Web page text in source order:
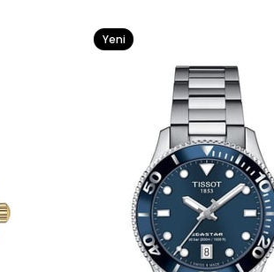
Yeni